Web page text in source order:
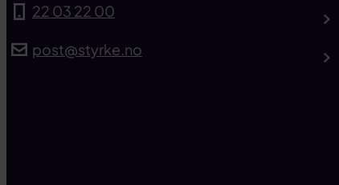
22 03 22 00
post@styrke.no